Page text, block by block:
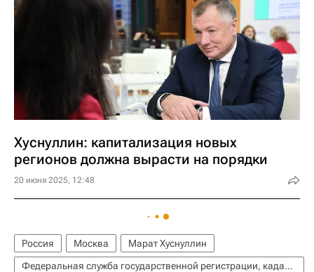
Хуснуллин: капитализация новых
регионов должна вырасти на порядки
20 июня 2025, 12:48
Россия Москва
Марат Хуснуллин
Федеральная служба государственной регистрации, кадастра и картографии (Росреестр)